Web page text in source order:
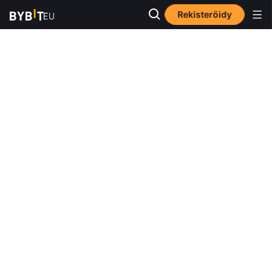
Rekisteröidy